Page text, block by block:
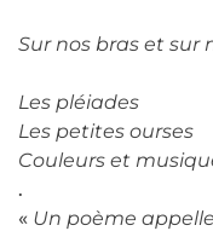
Sur nos bras et sur
Les pléiades
Les petites ourses
Couleurs et
.
« Un poème appelle